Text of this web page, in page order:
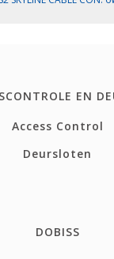
EN
Access Control
Deursloten
DOBISS